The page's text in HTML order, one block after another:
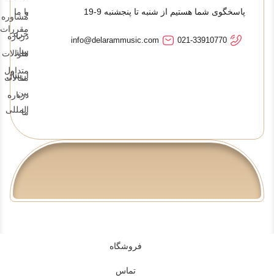
پاسخگوی شما هستیم از شنبه تا پنجشنبه 9-19
021-33910770
info@delarammusic.com
مشاوره
خرید
ساز
ارسال
بین
المللی
و
مقررات
سوالات
متداول
درباره
ما
با ما
درباره
ما
مقالات
فروشگاه
تماس